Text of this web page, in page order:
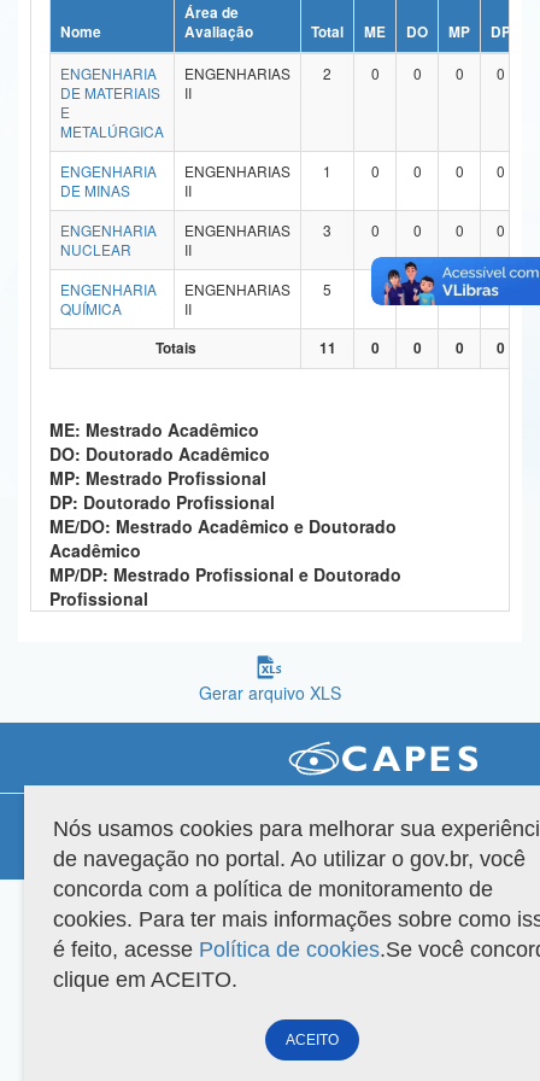
Ministério da Ciência, Tecnologia, Inovações e Comunicações
Ministério do Meio Ambiente
Ministério do Turismo
Ministério do Desenvolvimento Regional
Controladoria-Geral da União
Ministério da Mulher, da Família e dos Direitos Humanos
Secretaria-Geral
Secretaria de Governo
Advocacia-Geral da União
Banco Central do Brasil
Planalto
Nome
Área de
Avaliação
Total ME DO MP DP
ENGENHARIA
DE MATERIAIS
E
METALÚRGICA
ENGENHARIAS
II
2 0 0 0 0
ENGENHARIA
DE MINAS
ENGENHARIAS
II
1 0 0 0 0
ENGENHARIA
NUCLEAR
ENGENHARIAS
II
3 0 0 0 0
ENGENHARIA
QUÍMICA
ENGENHARIAS
II
5 0 0 0
Totais 11 0 0 0 0
ME: Mestrado Acadêmico
DO: Doutorado Acadêmico
MP: Mestrado Profissional
DP: Doutorado Profissional
ME/DO: Mestrado Acadêmico e Doutorado
Acadêmico
MP/DP: Mestrado Profissional e Doutorado
Profissional
Gerar arquivo XLS
Versão do sistema: 3.88.9 Copyright 2022 Capes. Todos os direitos reservados.
Nós usamos cookies para melhorar sua
de navegação no portal. Ao utilizar o gov.br, você
concorda com a política de monitoramento de
cookies. Para ter mais informações sobre como
é feito, acesse Política de cookies.Se você
clique em ACEITO.
ACEITO